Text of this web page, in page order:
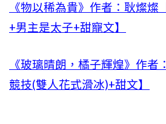
《物以稀為貴》作者：耿燦燦
+男主是太子+甜寵文】
《玻璃晴朗，橘子輝煌》作者
競技(雙人花式滑冰)+甜文】